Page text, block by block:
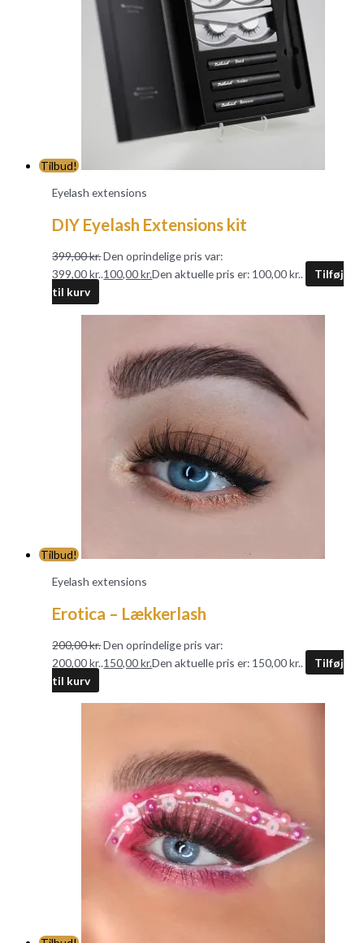
Tilbud!
Eyelash extensions
DIY Eyelash Extensions kit
399,00kr.Den oprindelige pris var:
399,00 kr..100,00kr.Den aktuelle pris er: 100,00 kr..
Tilføj
til kurv
Tilbud!
Eyelash extensions
Erotica – Lækkerlash
200,00kr.Den oprindelige pris var:
200,00 kr..150,00kr.Den aktuelle pris er: 150,00 kr..
Tilføj
til kurv